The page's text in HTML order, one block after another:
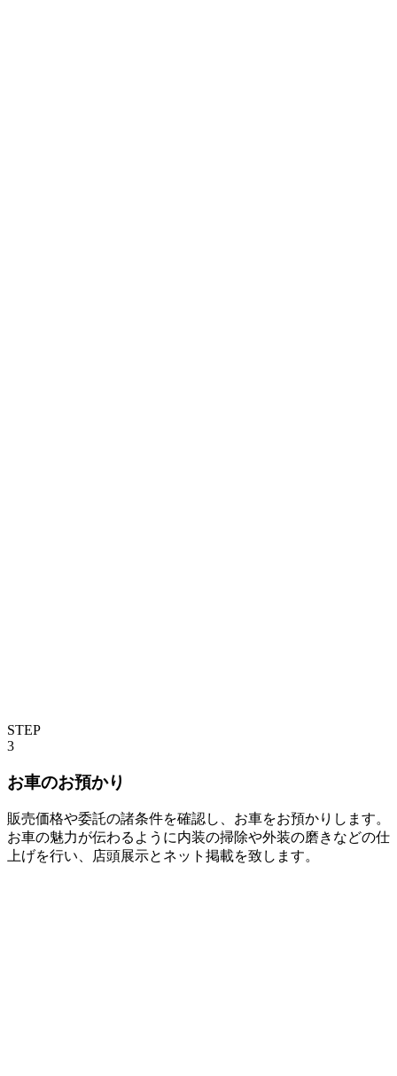
STEP
3
お車のお預かり
販売価格や委託の諸条件を確認し、お車をお預かりします。
お車の魅力が伝わるように内装の掃除や外装の磨きなどの仕
上げを行い、店頭展示とネット掲載を致します。